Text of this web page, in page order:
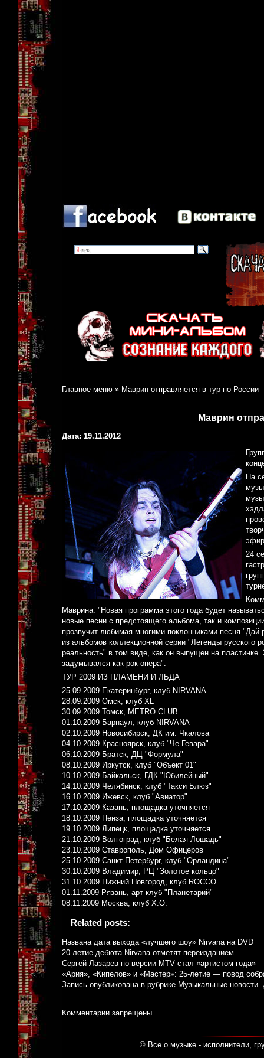
Главное меню » Маврин отправляется в тур по России
Маврин
Дата: 19.11.2012
На
24
Маврина: "Новая программа этого года будет
новые песни с предстоящего альбома, так и
прозвучит любимая многими поклонниками песня
из альбомов коллекционной серии "Легенды
реальность" в том виде, как он выпущен на
задумывался как рок-опера".
ТУР 2009 ИЗ ПЛАМЕНИ И ЛЬДА
25.09.2009 Екатеринбург, клуб NIRVANA
28.09.2009 Омск, клуб XL
30.09.2009 Томск, METRO CLUB
01.10.2009 Барнаул, клуб NIRVANA
02.10.2009 Новосибирск, ДК им. Чкалова
04.10.2009 Красноярск, клуб "Че Гевара"
06.10.2009 Братск, ДЦ "Формула"
08.10.2009 Иркутск, клуб "Объект 01"
10.10.2009 Байкальск, ГДК "Юбилейный"
14.10.2009 Челябинск, клуб "Такси Блюз"
16.10.2009 Ижевск, клуб "Авиатор"
17.10.2009 Казань, площадка уточняется
18.10.2009 Пенза, площадка уточняется
19.10.2009 Липецк, площадка уточняется
21.10.2009 Волгоград, клуб "Белая Лошадь"
23.10.2009 Ставрополь, Дом Офицеров
25.10.2009 Санкт-Петербург, клуб "Орландина"
30.10.2009 Владимир, РЦ "Золотое кольцо"
31.10.2009 Нижний Новгород, клуб ROCCO
01.11.2009 Рязань, арт-клуб "Планетарий"
08.11.2009 Москва, клуб X.O.
Related posts:
Названа дата выхода «лучшего шоу» Nirvana на DVD
20-летие дебюта Nirvana отметят переизданием
Сергей Лазарев по версии MTV стал «артистом года»
«Ария», «Кипелов» и «Мастер»: 25-летие — повод
Запись опубликована в рубрике Музыкальные новости.
Комментарии запрещены.
© Все о музыке - исполнители,